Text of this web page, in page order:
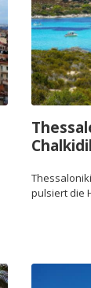
pulsiert die